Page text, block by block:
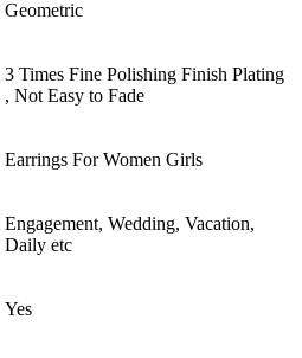
Geometric
3 Times Fine Polishing Finish Plating
, Not Easy to Fade
Earrings For Women Girls
Engagement, Wedding, Vacation,
Daily etc
Yes